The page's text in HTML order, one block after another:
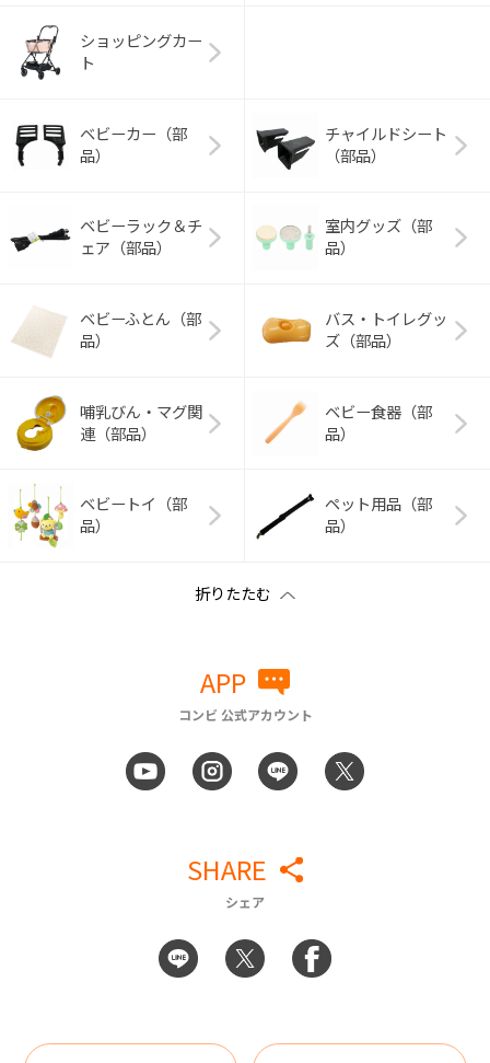
ショッピングカー
ト
ベビーカー（部
品）
チャイルドシート
（部品）
ベビーラック＆チ
ェア（部品）
室内グッズ（部
品）
ベビーふとん（部
品）
バス・トイレグッ
ズ（部品）
哺乳びん・マグ関
連（部品）
ベビー食器（部
品）
ベビートイ（部
品）
ペット用品（部
品）
APP
コンビ 公式アカウント
SHARE
シェア